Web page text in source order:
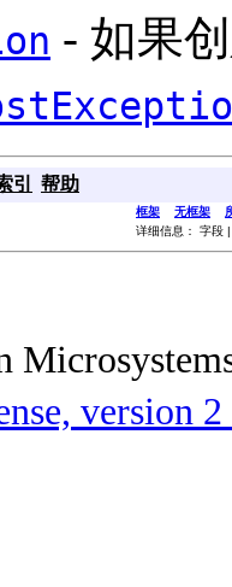
- 如果
引 帮助
框架 无框架
详细信息： 字段
version